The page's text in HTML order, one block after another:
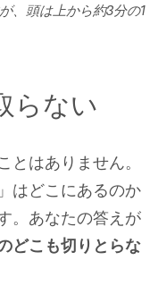
、頭は上から約3分の1
らない
とはありません。
はどこにあるのか
。あなたの答えが
どこも切りとらな